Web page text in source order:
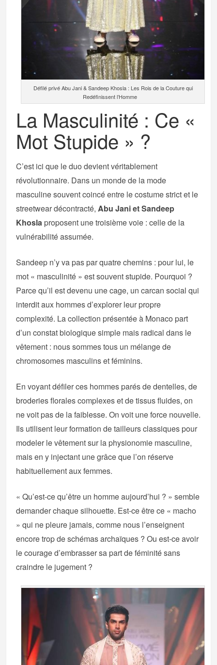
Défilé privé Abu Jani & Sandeep Khosla : Les Rois de la Couture qui
Redéfinissent l’Homme
La Masculinité : Ce «
Mot Stupide » ?
C’est ici que le duo devient véritablement
révolutionnaire. Dans un monde de la mode
masculine souvent coincé entre le costume strict et le
streetwear décontracté,Abu Jani et Sandeep
Khosla proposent une troisième voie : celle de la
vulnérabilité assumée.
Sandeep n’y va pas par quatre chemins : pour lui, le
mot « masculinité » est souvent stupide. Pourquoi ?
Parce qu’il est devenu une cage, un carcan social qui
interdit aux hommes d’explorer leur propre
complexité. La collection présentée à Monaco part
d’un constat biologique simple mais radical dans le
vêtement : nous sommes tous un mélange de
chromosomes masculins et féminins.
En voyant défiler ces hommes parés de dentelles, de
broderies florales complexes et de tissus fluides, on
ne voit pas de la faiblesse. On voit une force nouvelle.
Ils utilisent leur formation de tailleurs classiques pour
modeler le vêtement sur la physionomie masculine,
mais en y injectant une grâce que l’on réserve
habituellement aux femmes.
« Qu’est-ce qu’être un homme aujourd’hui ? » semble
demander chaque silhouette. Est-ce être ce « macho
» qui ne pleure jamais, comme nous l’enseignent
encore trop de schémas archaïques ? Ou est-ce avoir
le courage d’embrasser sa part de féminité sans
craindre le jugement ?